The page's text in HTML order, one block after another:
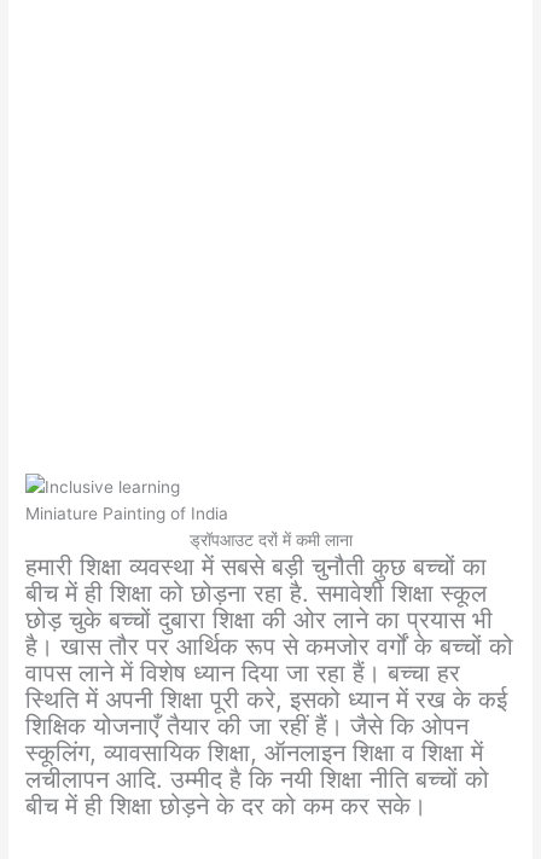
Miniature Painting of India
ड्रॉपआउट दरों में कमी लाना
हमारी शिक्षा व्यवस्था में सबसे बड़ी चुनौती कुछ बच्चों का
बीच में ही शिक्षा को छोड़ना रहा है. समावेशी शिक्षा स्कूल
छोड़ चुके बच्चों दुबारा शिक्षा की ओर लाने का प्रयास भी
है। खास तौर पर आर्थिक रूप से कमजोर वर्गों के बच्चों को
वापस लाने में विशेष ध्यान दिया जा रहा हैं। बच्चा हर
स्थिति में अपनी शिक्षा पूरी करे, इसको ध्यान में रख के कई
शिक्षिक योजनाएँ तैयार की जा रहीं हैं। जैसे कि ओपन
स्कूलिंग, व्यावसायिक शिक्षा, ऑनलाइन शिक्षा व शिक्षा में
लचीलापन आदि. उम्मीद है कि नयी शिक्षा नीति बच्चों को
बीच में ही शिक्षा छोड़ने के दर को कम कर सके।